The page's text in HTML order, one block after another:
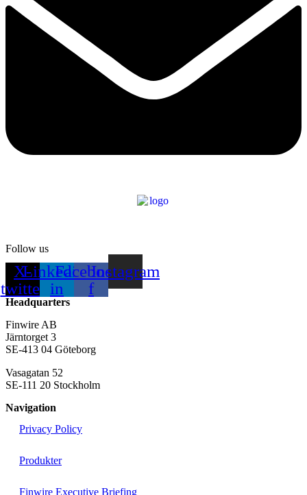
Follow us
X-
twitter
Linkedin-
in
Facebook-
f
Instagram
Headquarters
Finwire AB
Järntorget 3
SE-413 04 Göteborg
Vasagatan 52
SE-111 20 Stockholm
Navigation
Privacy Policy
Produkter
Finwire Executive Briefing